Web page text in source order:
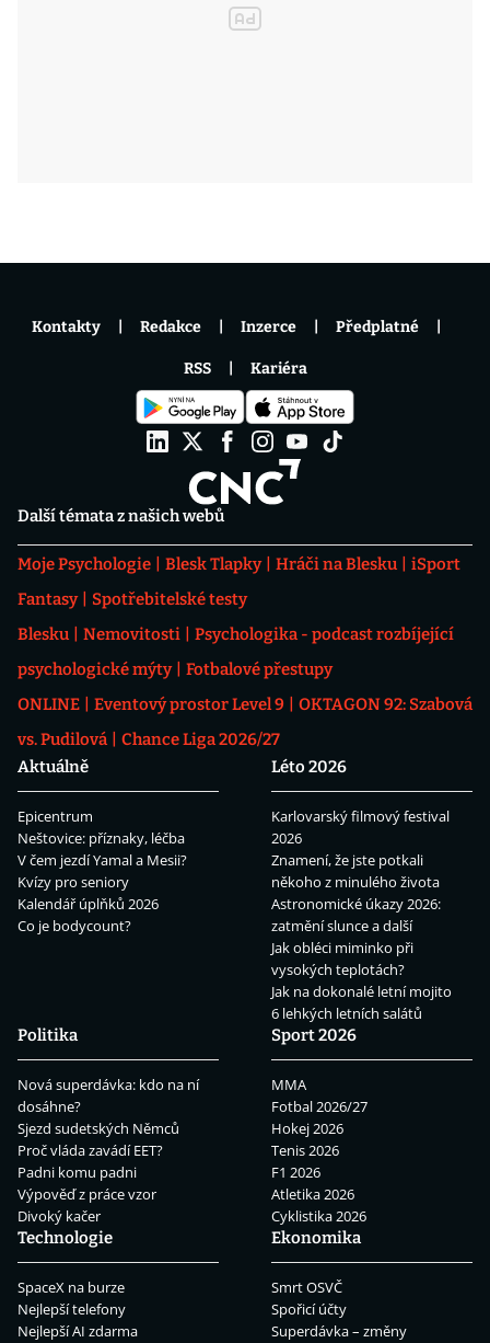
Další témata z našich webů
Moje Psychologie Blesk Tlapky Hráči na Blesku
iSport
Fantasy
Spotřebitelské testy
Blesku
Nemovitosti
Psychologika - podcast rozbíjející
psychologické mýty
Fotbalové přestupy
ONLINE
Eventový prostor Level 9
OKTAGON 92: Szabová
vs. Pudilová
Chance Liga 2026/27
Aktuálně
Epicentrum
Neštovice: příznaky, léčba
V čem jezdí Yamal a Mesii?
Kvízy pro seniory
Kalendář úplňků 2026
Co je bodycount?
Léto 2026
Karlovarský filmový festival
2026
Znamení, že jste potkali
někoho z minulého života
Astronomické úkazy 2026:
zatmění slunce a další
Jak obléci miminko při
vysokých teplotách?
Jak na dokonalé letní mojito
6 lehkých letních salátů
Politika
Nová superdávka: kdo na ní
dosáhne?
Sjezd sudetských Němců
Proč vláda zavádí EET?
Padni komu padni
Výpověď z práce vzor
Divoký kačer
Sport 2026
MMA
Fotbal 2026/27
Hokej 2026
Tenis 2026
F1 2026
Atletika 2026
Cyklistika 2026
Technologie
SpaceX na burze
Nejlepší telefony
Nejlepší AI zdarma
Ekonomika
Smrt OSVČ
Spořicí účty
Superdávka – změny
Kontakty Redakce Inzerce Předplatné
RSS Kariéra